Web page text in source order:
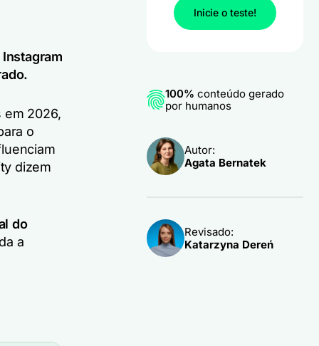
em 2026,
o
dizem
do
a
Inicie o teste!
100% conteúdo gerado
por humanos
Autor:
Agata Bernatek
Revisado:
Katarzyna Dereń